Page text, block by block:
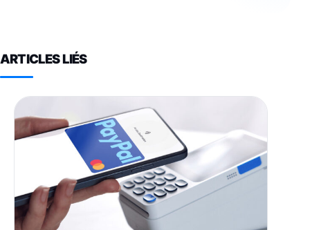
ARTICLES LIÉS